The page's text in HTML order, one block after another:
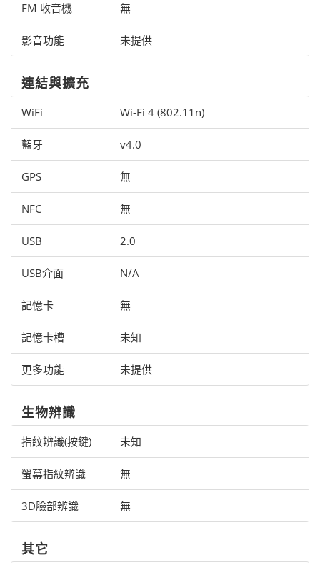
FM 收音機 無
影音功能 未提供
連結與擴充
WiFi Wi-Fi 4 (802.11n)
藍牙 v4.0
GPS 無
NFC 無
USB 2.0
USB介面 N/A
記憶卡 無
記憶卡槽 未知
更多功能 未提供
生物辨識
指紋辨識(按鍵) 未知
螢幕指紋辨識 無
3D臉部辨識 無
其它